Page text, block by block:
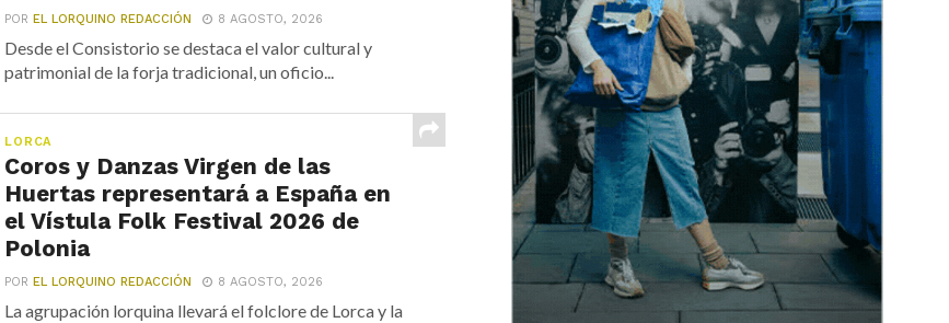
POREL LORQUINO REDACCIÓN 8 AGOSTO, 2026
Desde el Consistorio se destaca el valor cultural y
patrimonial de la forja tradicional, un oficio...
LORCA
Coros y Danzas Virgen de las
Huertas representará a España en
el Vístula Folk Festival 2026 de
Polonia
POREL LORQUINO REDACCIÓN 8 AGOSTO, 2026
La agrupación lorquina llevará el folclore de Lorca y la